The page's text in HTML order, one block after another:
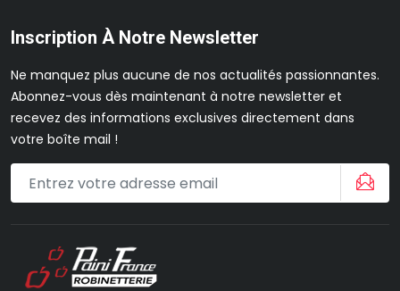
Inscription À Notre Newsletter
Ne manquez plus aucune de nos actualités passionnantes.
Abonnez-vous dès maintenant à notre newsletter et
recevez des informations exclusives directement dans
votre boîte mail !